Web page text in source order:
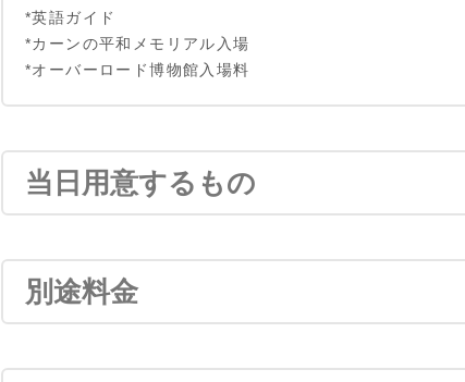
*英語ガイド
*カーンの平和メモリアル入場
*オーバーロード博物館入場料
当日用意するもの
別途料金